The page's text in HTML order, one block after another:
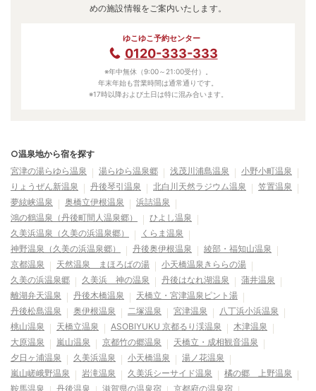
めの施設情報をご案内いたします。
ゆこゆこ予約センター
0120-333-333
※年中無休（9:00～21:00受付）。
年末年始も営業時間は通常通りです。
※17時以降および土日は特に混み合います。
○温泉地から宿を探す
宮津の湯らゆら温泉
湯らゆら温泉郷 浅茂川浦島温泉
小野小町温泉
りょうぜん新温泉
丹後琴引温泉 北白川天然ラジウム温泉
笠置温泉
夢絃峡温泉
奥橋立伊根温泉
浜詰温泉
鴻の鶴温泉（丹後町間人温泉郷）
ひよし温泉
久美浜温泉（久美の浜温泉郷）
くらま温泉
神野温泉（久美の浜温泉郷）
丹後奥伊根温泉
綾部・福知山温泉
京都温泉
天然温泉 まほろばの湯
小天橋温泉きららの湯
久美の浜温泉郷
久美浜 神の温泉 丹後はなれ湖温泉
蒲井温泉
離湖弁天温泉
丹後木橋温泉
天橋立・宮津温泉ピント湯
丹後松島温泉
奥伊根温泉 二塚温泉 宮津温泉
八丁浜小浜温泉
桃山温泉
天橋立温泉 ASOBIYUKU 京都るり渓温泉
木津温泉
大原温泉
嵐山温泉 京都竹の郷温泉
天橋立・成相観音温泉
夕日ヶ浦温泉
久美浜温泉 小天橋温泉
湯ノ花温泉
嵐山嵯峨野温泉
岩滝温泉 久美浜シーサイド温泉
橘の郷 上野温泉
鞍馬温泉
丹後温泉 滋賀県の温泉宿 京都府の温泉宿